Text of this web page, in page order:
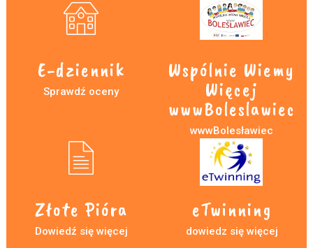
E-dziennik
Sprawdź oceny
Wspólnie Wiemy
Więcej
wwwBoleslawiec
wwwBolesławiec
Złote Pióra
Dowiedź się więcej
eTwinning
dowiedz się więcej